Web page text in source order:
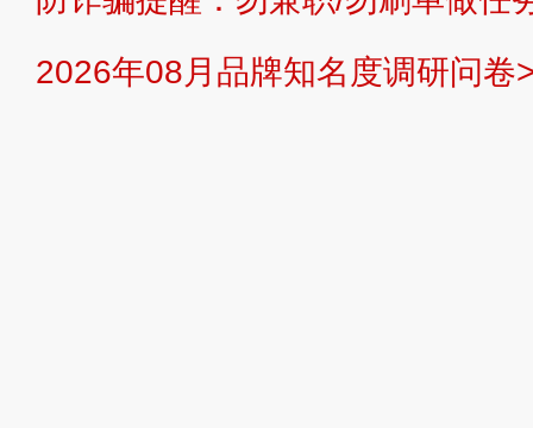
2026年08月品牌知名度调研问卷